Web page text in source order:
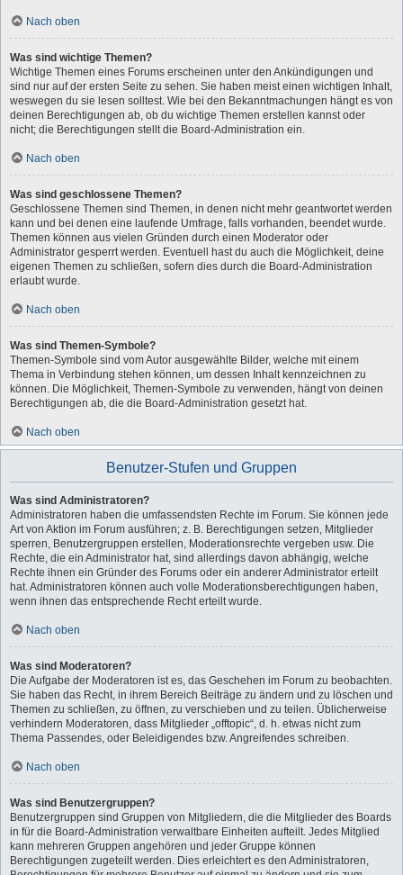
Nach oben
Was sind wichtige Themen?
Wichtige Themen eines Forums erscheinen unter den Ankündigungen und
sind nur auf der ersten Seite zu sehen. Sie haben meist einen wichtigen Inhalt,
weswegen du sie lesen solltest. Wie bei den Bekanntmachungen hängt es von
deinen Berechtigungen ab, ob du wichtige Themen erstellen kannst oder
nicht; die Berechtigungen stellt die Board-Administration ein.
Nach oben
Was sind geschlossene Themen?
Geschlossene Themen sind Themen, in denen nicht mehr geantwortet werden
kann und bei denen eine laufende Umfrage, falls vorhanden, beendet wurde.
Themen können aus vielen Gründen durch einen Moderator oder
Administrator gesperrt werden. Eventuell hast du auch die Möglichkeit, deine
eigenen Themen zu schließen, sofern dies durch die Board-Administration
erlaubt wurde.
Nach oben
Was sind Themen-Symbole?
Themen-Symbole sind vom Autor ausgewählte Bilder, welche mit einem
Thema in Verbindung stehen können, um dessen Inhalt kennzeichnen zu
können. Die Möglichkeit, Themen-Symbole zu verwenden, hängt von deinen
Berechtigungen ab, die die Board-Administration gesetzt hat.
Nach oben
Benutzer-Stufen und Gruppen
Was sind Administratoren?
Administratoren haben die umfassendsten Rechte im Forum. Sie können jede
Art von Aktion im Forum ausführen; z. B. Berechtigungen setzen, Mitglieder
sperren, Benutzergruppen erstellen, Moderationsrechte vergeben usw. Die
Rechte, die ein Administrator hat, sind allerdings davon abhängig, welche
Rechte ihnen ein Gründer des Forums oder ein anderer Administrator erteilt
hat. Administratoren können auch volle Moderationsberechtigungen haben,
wenn ihnen das entsprechende Recht erteilt wurde.
Nach oben
Was sind Moderatoren?
Die Aufgabe der Moderatoren ist es, das Geschehen im Forum zu beobachten.
Sie haben das Recht, in ihrem Bereich Beiträge zu ändern und zu löschen und
Themen zu schließen, zu öffnen, zu verschieben und zu teilen. Üblicherweise
verhindern Moderatoren, dass Mitglieder „offtopic“, d. h. etwas nicht zum
Thema Passendes, oder Beleidigendes bzw. Angreifendes schreiben.
Nach oben
Was sind Benutzergruppen?
Benutzergruppen sind Gruppen von Mitgliedern, die die Mitglieder des Boards
in für die Board-Administration verwaltbare Einheiten aufteilt. Jedes Mitglied
kann mehreren Gruppen angehören und jeder Gruppe können
Berechtigungen zugeteilt werden. Dies erleichtert es den Administratoren,